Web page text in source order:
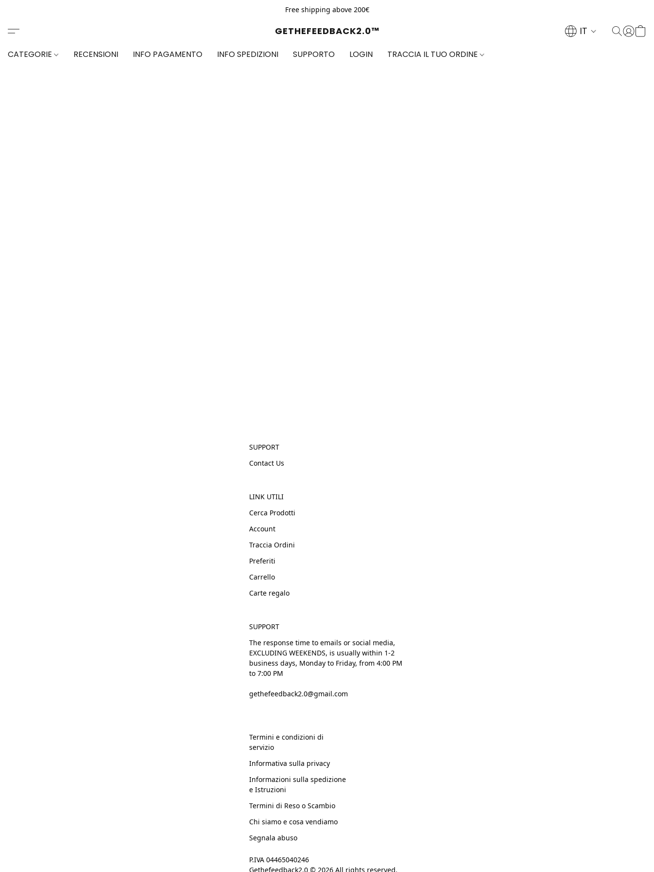
Free shipping above 200€
GETHEFEEDBACK2.0™ IT
CATEGORIE RECENSIONI INFO PAGAMENTO INFO SPEDIZIONI SUPPORTO LOGIN TRACCIA IL TUO ORDINE
SUPPORT
Contact Us
LINK UTILI
Cerca Prodotti
Account
Traccia Ordini
Preferiti
Carrello
Carte regalo
SUPPORT
The response time to emails or social media,
EXCLUDING WEEKENDS, is usually within 1-2
business days, Monday to Friday, from 4:00 PM
to 7:00 PM
gethefeedback2.0@gmail.com
Termini e condizioni di
servizio
Informativa sulla privacy
Informazioni sulla spedizione
e Istruzioni
Termini di Reso o Scambio
Chi siamo e cosa vendiamo
Segnala abuso
P.IVA 04465040246
Gethefeedback2.0 © 2026 All rights reserved.